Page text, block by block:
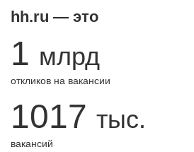
hh.ru — это
1 млрд
откликов на вакансии
1017 тыс.
вакансий